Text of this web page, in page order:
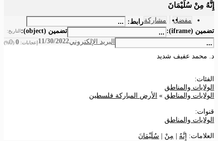
إِنَّهُ مِنْ سُلَيْمَانَ
مفضل مشاركةرابط:
تضمين (iframe):
تضمين (object):
البريد الإلكتروني
إعجابات: 0
(
0
%)
التاريخ:
11/30/2022
د. محمد عفيف شديد
الفئات:
الولايات والمناطق
الولايات والمناطق » الأرض المباركة فلسطين
قنوات:
الولايات والمناطق
العلامات: إِنَّهُ مِنْ سُلَيْمَانَ